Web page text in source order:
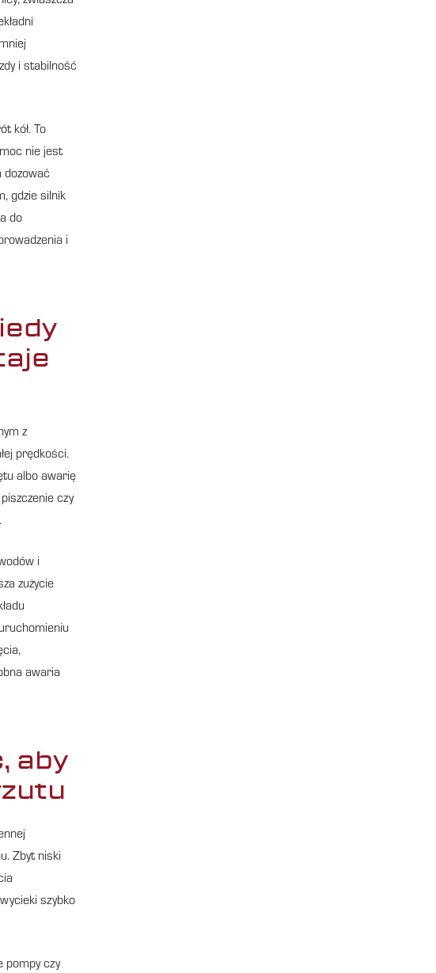
i stabilność
kół. To
nie jest
dozować
gdzie silnik
do
i
z
prędkości.
albo awarię
czy
i
zużycie
awaria
aby
Zbyt niski
szybko
pompy czy